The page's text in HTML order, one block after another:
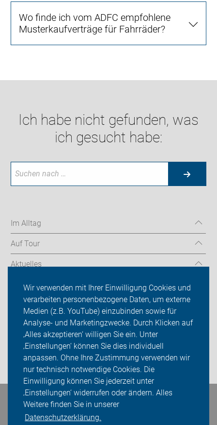
Wir verwenden mit Ihrer Einwilligung Cookies und
verarbeiten personenbezogene Daten, um externe
Medien (z.B. YouTube) einzubinden sowie für
Analyse- und Marketingzwecke. Durch Klicken auf
‚Alles akzeptieren‘ willigen Sie ein. Unter
‚Einstellungen‘ können Sie dies individuell
anpassen. Ohne Ihre Zustimmung verwenden wir
nur technisch notwendige Cookies. Die
Einwilligung können Sie jederzeit unter
‚Einstellungen‘ widerrufen oder ändern. Alles
Weitere finden Sie in unserer
Datenschutzerklärung.
Wo finde ich vom ADFC empfohlene
Musterkaufverträge für Fahrräder?
Ich habe nicht gefunden, was
ich gesucht habe:
Im Alltag
Auf Tour
Aktuelles
Über uns
Mitgliedschaft
Fachwissen
Presse
Login
Bleiben Sie in Kontakt